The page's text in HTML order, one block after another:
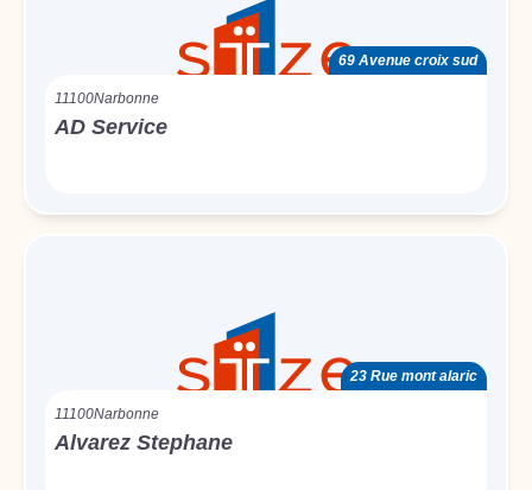
69 Avenue croix sud
11100Narbonne
AD Service
23 Rue mont alaric
11100Narbonne
Alvarez Stephane